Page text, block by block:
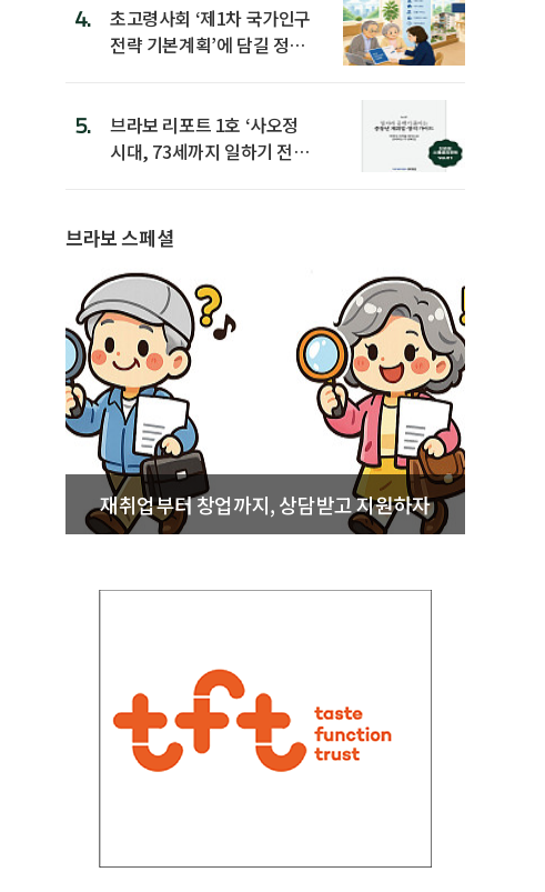
4.
초고령사회 ‘제1차 국가인구
전략 기본계획’에 담길 정책
5.
브라보 리포트 1호 ‘사오정
시대, 73세까지 일하기 전략’
브라보 스페셜
재취업부터 창업까지, 상담받고 지원하자